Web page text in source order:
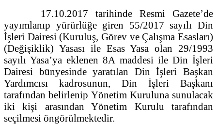
17.10.2017 tarihinde Resmi Gazete’de
yayımlanıp yürürlüğe giren 55/2017 sayılı Din
İşleri Dairesi (Kuruluş, Görev ve Çalışma Esasları)
(Değişiklik) Yasası ile Esas Yasa olan 29/1993
sayılı Yasa’ya eklenen 8A maddesi ile Din İşleri
Dairesi bünyesinde yaratılan Din İşleri Başkan
Yardımcısı kadrosunun, Din İşleri Başkanı
tarafından belirlenip Yönetim Kuruluna sunulacak
iki kişi arasından Yönetim Kurulu tarafından
seçilmesi öngörülmektedir.